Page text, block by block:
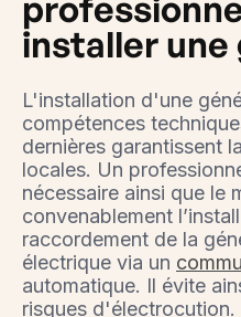
installer une
L'installation d'une
compétences
dernières garantissent
locales. Un
nécessaire ainsi que le
convenablement
raccordement de la
électrique via un
automatique. Il évite
risques d'électrocution.